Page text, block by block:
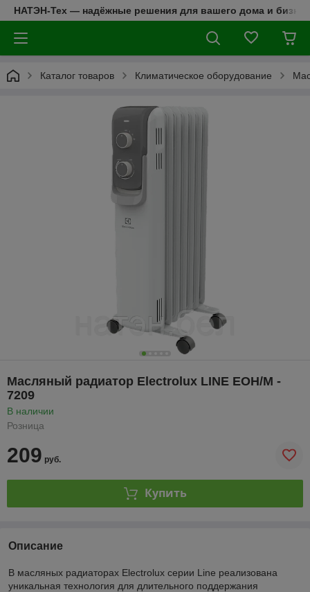
НАТЭН-Тех — надёжные решения для вашего дома и
Каталог товаров Климатическое оборудование
Масляный радиатор Electrolux LINE EOH/M -
7209
В наличии
Розница
209 руб.
Купить
Описание
В масляных радиаторах Electrolux серии Line реализована
уникальная технология для длительного поддержания